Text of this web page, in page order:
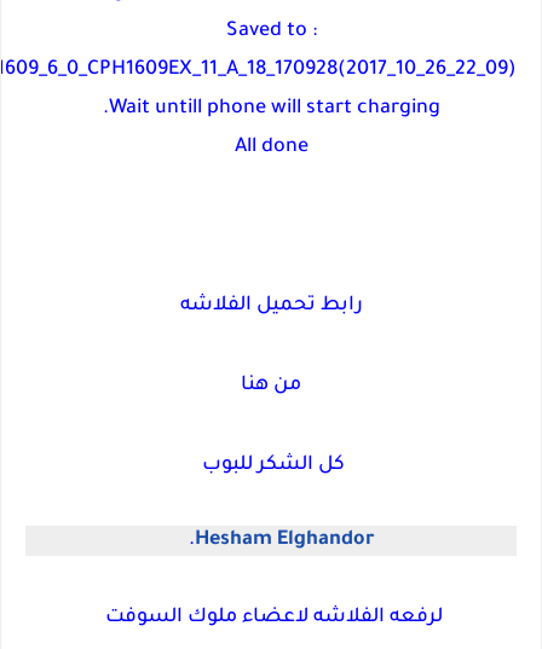
Saved to :
Wait untill phone will start charging.
All done
رابط تحميل الفلاشه
من هنا
كل الشكر للبوب
Hesham Elghandor
لرفعه الفلاشه لاعضاء ملوك السوفت